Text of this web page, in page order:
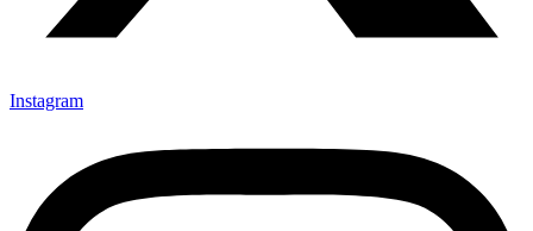
Instagram